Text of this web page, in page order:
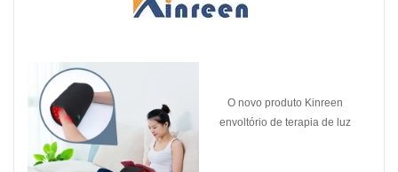
O novo produto Kinreen
envoltório de terapia de luz